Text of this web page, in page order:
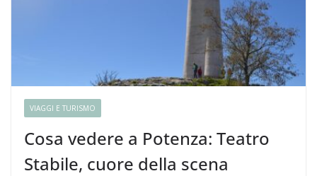
VIAGGI E TURISMO
Cosa vedere a Potenza: Teatro
Stabile, cuore della scena